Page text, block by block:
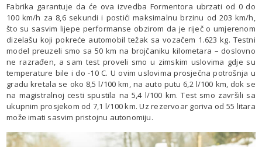
Fabrika garantuje da će ova izvedba Formentora ubrzati od 0 do
100 km/h za 8,6 sekundi i postići maksimalnu brzinu od 203 km/h,
što su sasvim lijepe performanse obzirom da je riječ o umjerenom
dizelašu koji pokreće automobil težak sa vozačem 1.623 kg. Testni
model preuzeli smo sa 50 km na brojčaniku kilometara – doslovno
ne razrađen, a sam test proveli smo u zimskim uslovima gdje su
temperature bile i do -10 C. U ovim uslovima prosječna potrošnja u
gradu kretala se oko 8,5 l/100 km, na auto putu 6,2 l/100 km, dok se
na magistralnoj cesti spustila na 5,4 l/100 km. Test smo završili sa
ukupnim prosjekom od 7,1 l/100 km. Uz rezervoar goriva od 55 litara
može imati sasvim pristojnu autonomiju.